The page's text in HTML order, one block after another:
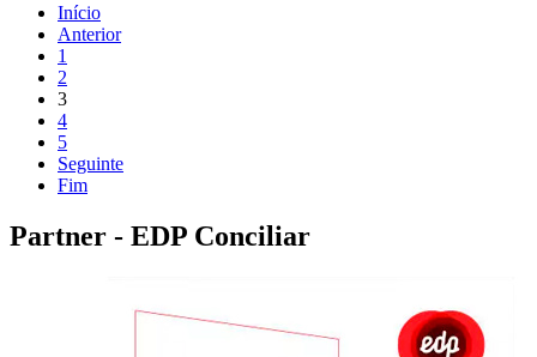
Início
Anterior
1
2
3
4
5
Seguinte
Fim
Partner - EDP Conciliar